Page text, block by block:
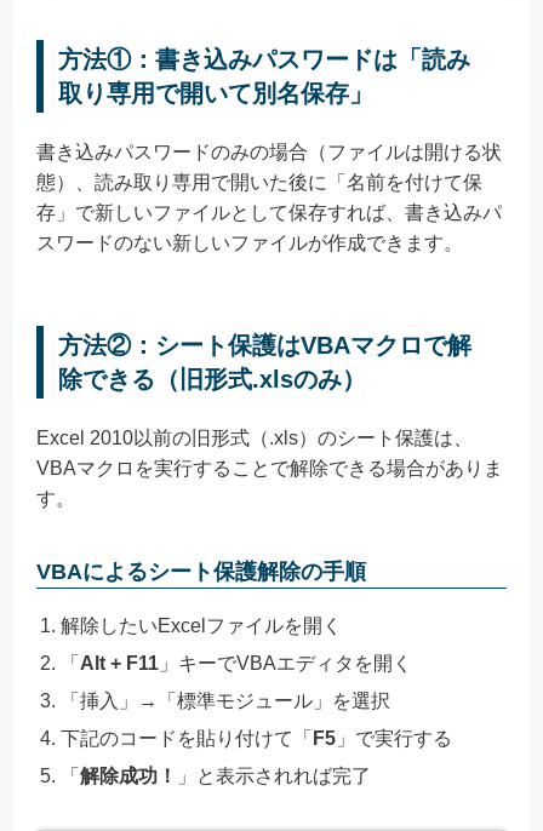
方法①：書き込みパスワードは「読み
取り専用で開いて別名保存」
書き込みパスワードのみの場合（ファイルは開ける状
態）、読み取り専用で開いた後に「名前を付けて保
存」で新しいファイルとして保存すれば、書き込みパ
スワードのない新しいファイルが作成できます。
方法②：シート保護はVBAマクロで解
除できる（旧形式.xlsのみ）
Excel 2010以前の旧形式（.xls）のシート保護は、
VBAマクロを実行することで解除できる場合がありま
す。
VBAによるシート保護解除の手順
解除したいExcelファイルを開く
「 Alt + F11 」キーでVBAエディタを開く
「挿入」→「標準モジュール」を選択
下記のコードを貼り付けて「 F5 」で実行する
「 解除成功！ 」と表示されれば完了